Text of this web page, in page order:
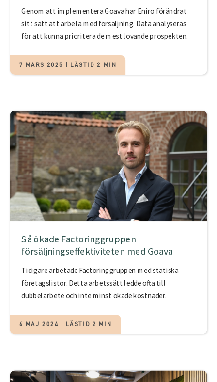
Genom att implementera Goava har Eniro förändrat
sitt sätt att arbeta med försäljning. Data analyseras
för att kunna prioritera de mest lovande prospekten.
7 MARS 2025 | LÄSTID 2 MIN
Så ökade Factoringgruppen
försäljningseffektiviteten med Goava
Tidigare arbetade Factoringgruppen med statiska
företagslistor. Detta arbetssätt ledde ofta till
dubbelarbete och inte minst ökade kostnader.
6 MAJ 2024 | LÄSTID 2 MIN